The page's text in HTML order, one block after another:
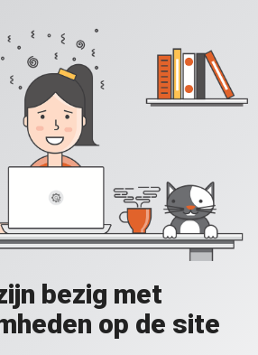
bezig met
op de site